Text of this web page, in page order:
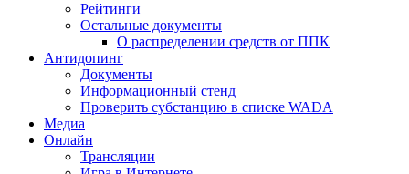
Рейтинги
Остальные документы
О распределении средств от ППК
Антидопинг
Документы
Информационный стенд
Проверить субстанцию в списке WADA
Медиа
Онлайн
Трансляции